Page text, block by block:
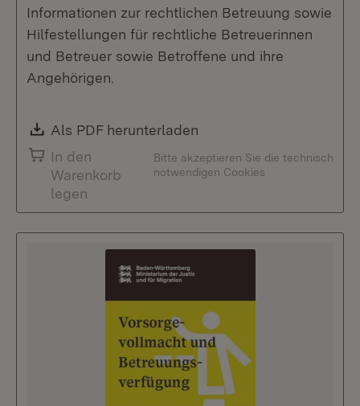
Informationen zur rechtlichen Betreuung sowie
Hilfestellungen für rechtliche Betreuerinnen
und Betreuer sowie Betroffene und ihre
Angehörigen.
Download:
Als PDF herunterladen
In den
Warenkorb
legen
Bitte akzeptieren Sie die technisch
notwendigen Cookies